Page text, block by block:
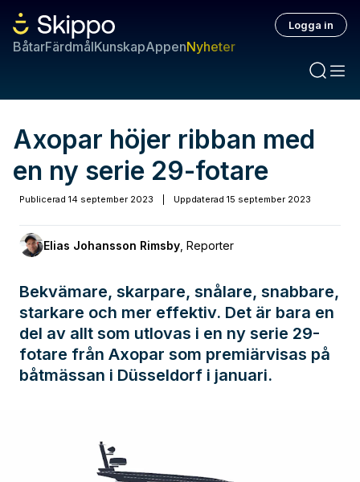
BåtarFärdmålKunskapAppenNyheter
Logga in
Axopar höjer ribban med
en ny serie 29-fotare
Publicerad 14 september 2023 Uppdaterad 15 september 2023
Elias Johansson Rimsby Reporter
Bekvämare, skarpare, snålare, snabbare,
starkare och mer effektiv. Det är bara en
del av allt som utlovas i en ny serie 29-
fotare från Axopar som premiärvisas på
båtmässan i Düsseldorf i januari.